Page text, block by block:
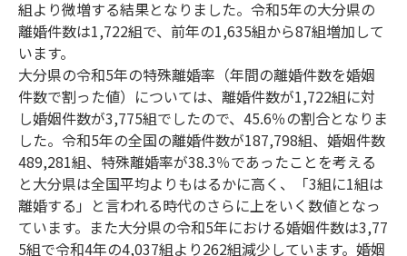
組より微増する結果となりました。令和5年の大分県の
離婚件数は1,722組で、前年の1,635組から87組増加して
います。
大分県の令和5年の特殊離婚率（年間の離婚件数を婚姻
件数で割った値）については、離婚件数が1,722組に対
し婚姻件数が3,775組でしたので、45.6％の割合となりま
した。令和5年の全国の離婚件数が187,798組、婚姻件数
489,281組、特殊離婚率が38.3％であったことを考える
と大分県は全国平均よりもはるかに高く、「3組に1組は
離婚する」と言われる時代のさらに上をいく数値となっ
ています。また大分県の令和5年における婚姻件数は3,77
5組で令和4年の4,037組より262組減少しています。婚姻